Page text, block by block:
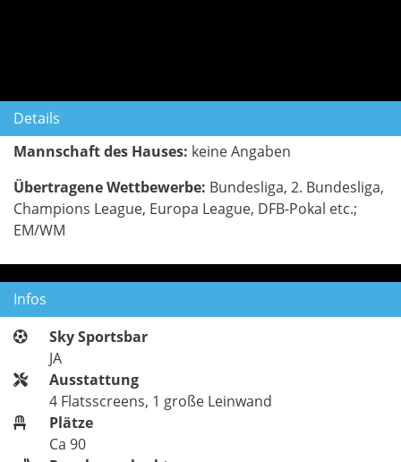
Details
Mannschaft des Hauses: keine Angaben
Übertragene Wettbewerbe: Bundesliga, 2. Bundesliga,
Champions League, Europa League, DFB-Pokal etc.;
EM/WM
Infos
Sky Sportsbar
JA
Ausstattung
4 Flatsscreens, 1 große Leinwand
Plätze
Ca 90